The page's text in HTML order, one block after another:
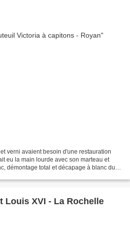
verni avaient besoin d'une restauration
eu la main lourde avec son marteau et
démontage total et décapage à blanc du
Louis XVI - La Rochelle